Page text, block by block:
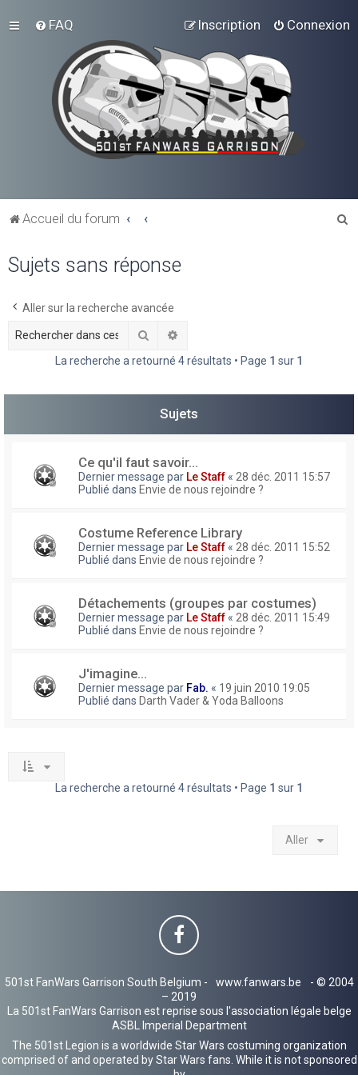
FAQ Connexion
Inscription
Accueil du forum
e
Sujets sans réponse
Aller sur la recherche avancée
Rechercher
La recherche a retourné 4 résultats • Page 1 sur 1
Sujets
Ce qu'il faut savoir...
Dernier message par Le Staff « 28 déc. 2011 15:57
Publié dans Envie de nous rejoindre ?
Costume Reference Library
Dernier message par Le Staff « 28 déc. 2011 15:52
Publié dans Envie de nous rejoindre ?
Détachements (groupes par costumes)
Dernier message par Le Staff « 28 déc. 2011 15:49
Publié dans Envie de nous rejoindre ?
J'imagine...
Dernier message par Fab. « 19 juin 2010 19:05
Publié dans Darth Vader & Yoda Balloons
La recherche a retourné 4 résultats • Page 1 sur 1
Aller
501st FanWars Garrison South Belgium - www.fanwars.be
- © 2004
– 2019
La 501st FanWars Garrison est reprise sous l'association légale belge
ASBL Imperial Department
The 501st Legion is a worldwide Star Wars costuming organization
comprised of and operated by Star Wars fans. While it is not sponsored